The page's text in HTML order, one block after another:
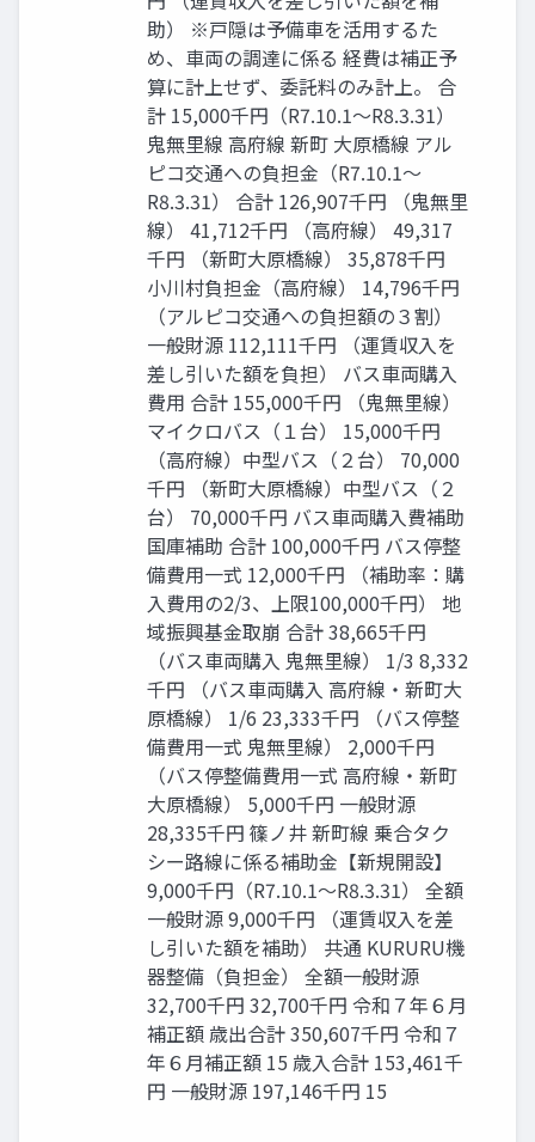
助） ※戸隠は予備車を活用するた
め、車両の調達に係る 経費は補正予
算に計上せず、委託料のみ計上。 合
計 15,000千円（R7.10.1～R8.3.31）
鬼無里線 高府線 新町 大原橋線 アル
ピコ交通への負担金（R7.10.1～
R8.3.31） 合計 126,907千円 （鬼無里
線） 41,712千円 （高府線） 49,317
千円 （新町大原橋線） 35,878千円
小川村負担金（高府線） 14,796千円
（アルピコ交通への負担額の３割）
一般財源 112,111千円 （運賃収入を
差し引いた額を負担） バス車両購入
費用 合計 155,000千円 （鬼無里線）
マイクロバス（１台） 15,000千円
（高府線）中型バス（２台） 70,000
千円 （新町大原橋線）中型バス（２
台） 70,000千円 バス車両購入費補助
国庫補助 合計 100,000千円 バス停整
備費用一式 12,000千円 （補助率：購
入費用の2/3、上限100,000千円） 地
域振興基金取崩 合計 38,665千円
（バス車両購入 鬼無里線） 1/3 8,332
千円 （バス車両購入 高府線・新町大
原橋線） 1/6 23,333千円 （バス停整
備費用一式 鬼無里線） 2,000千円
（バス停整備費用一式 高府線・新町
大原橋線） 5,000千円 一般財源
28,335千円 篠ノ井 新町線 乗合タク
シー路線に係る補助金【新規開設】
9,000千円（R7.10.1～R8.3.31） 全額
一般財源 9,000千円 （運賃収入を差
し引いた額を補助） 共通 KURURU機
器整備（負担金） 全額一般財源
32,700千円 32,700千円 令和７年６月
補正額 歳出合計 350,607千円 令和７
年６月補正額 15 歳入合計 153,461千
円 一般財源 197,146千円 15